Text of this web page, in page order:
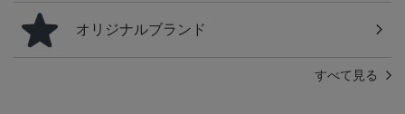
オリジナルブランド
すべて見る